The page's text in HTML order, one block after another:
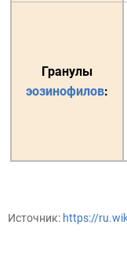
Гранулы
эозинофилов:
Источник: https://